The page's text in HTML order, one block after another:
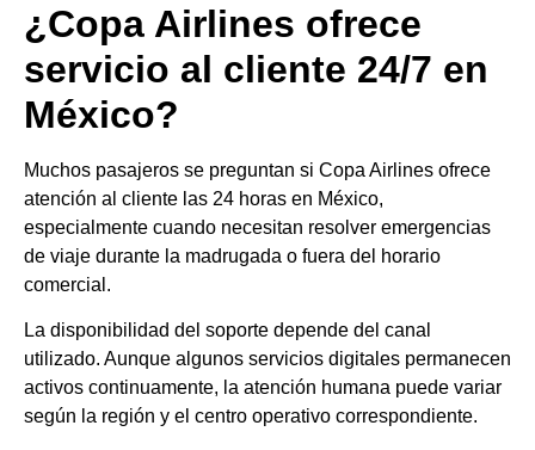
¿Copa Airlines ofrece
servicio al cliente 24/7 en
México?
Muchos pasajeros se preguntan si Copa Airlines ofrece
atención al cliente las 24 horas en México,
especialmente cuando necesitan resolver emergencias
de viaje durante la madrugada o fuera del horario
comercial.
La disponibilidad del soporte depende del canal
utilizado. Aunque algunos servicios digitales permanecen
activos continuamente, la atención humana puede variar
según la región y el centro operativo correspondiente.